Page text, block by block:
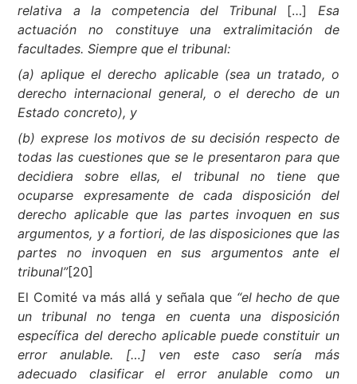
relativa a la competencia del Tribunal […] Esa
actuación no constituye una extralimitación de
facultades. Siempre que el tribunal:
(a) aplique el derecho aplicable (sea un tratado, o
derecho internacional general, o el derecho de un
Estado concreto), y
(b) exprese los motivos de su decisión respecto de
todas las cuestiones que se le presentaron para que
decidiera sobre ellas, el tribunal no tiene que
ocuparse expresamente de cada disposición del
derecho aplicable que las partes invoquen en sus
argumentos, y a fortiori, de las disposiciones que las
partes no invoquen en sus argumentos ante el
tribunal”[20]
El Comité va más allá y señala que “el hecho de que
un tribunal no tenga en cuenta una disposición
específica del derecho aplicable puede constituir un
error anulable. […] ven este caso sería más
adecuado clasificar el error anulable como un